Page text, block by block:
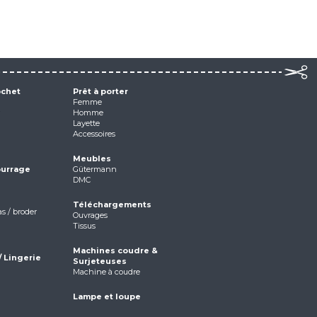
/ broder
Lingerie
Prêt à porter
Femme
Homme
Layette
Accessoires
Meubles
Gütermann
DMC
Téléchargements
Ouvrages
Tissus
Machines coudre &
Surjeteuses
Machine à coudre
Lampe et loupe